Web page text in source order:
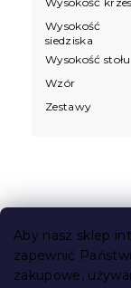
Aby nasz sklep
zapewnić
zakupowe,
Wysokość
siedziska
Wysokość stołu
Wzór
Zestawy
S